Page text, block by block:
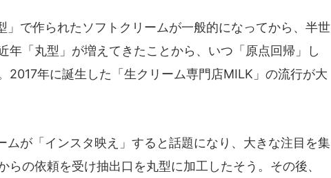
で作られたソフトクリームが一般的になってから、半世
年「丸型」が増えてきたことから、いつ「原点回帰」し
2017年に誕生した「生クリーム専門店MILK」の流行が大
が「インスタ映え」すると話題になり、大きな注目を集
らの依頼を受け抽出口を丸型に加工したそう。その後、